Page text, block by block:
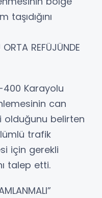
taşıdığını
REFÜJÜNDE
400 Karayolu
can
olduğunu belirten
trafik
için gerekli
talep etti.